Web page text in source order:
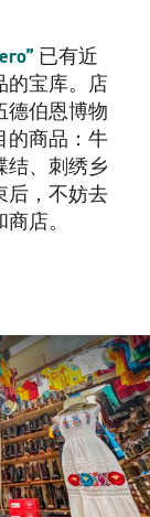
已有近
的宝库。店
德伯恩博物
的商品：牛
结、刺绣乡
后，不妨去
店。